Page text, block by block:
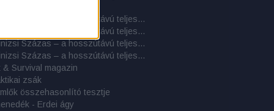
Cél a Kinizsi Százas – a hosszútávú teljesítménytúrázás titkai: 4. rész - Túrabeszámolók
Cél a Kinizsi Százas – a hosszútávú teljesítménytúrázás titkai: 3. rész – A rajtvonaltól a beérkezésig: a hosszútávú túra gyakorlata
Cél a Kinizsi Százas – a hosszútávú teljesítménytúrázás titkai: 2. rész – A felszerelés
Cél a Kinizsi Százas – a hosszútávú teljesítménytúrázás titkai: 1. rész – A felkészülés
& Survival magazin
zsák
összehasonlító tesztje
- Erdei ágy